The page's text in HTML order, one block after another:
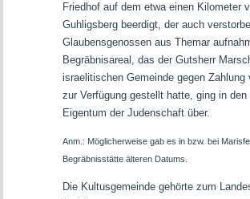
Friedhof auf dem etwa einen Kilometer
Guhligsberg beerdigt, der auch
Glaubensgenossen aus Themar
Begräbnisareal, das der Gutsherr
israelitischen Gemeinde gegen Zahlung
zur Verfügung gestellt hatte, ging in den
Eigentum der Judenschaft über.
Anm.: Möglicherweise gab es in bzw. bei
Begräbnisstätte älteren Datums.
Die Kultusgemeinde gehörte zum